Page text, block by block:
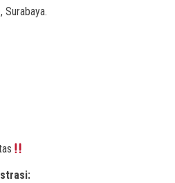
Surabaya.